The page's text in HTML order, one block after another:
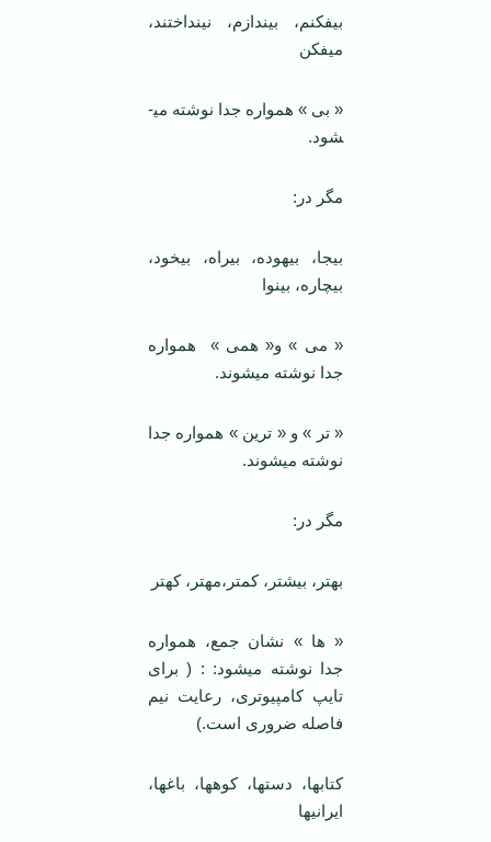
بیفکنم، بیندازم، نینداختند،
میفکن
« بی » همواره جدا نوشته می­
شود.
مگر در:
بیجا، بیهوده، بیراه، بیخود،
بیچاره، بینوا
« می » و« همی » همواره
جدا نوشته می­شوند.
« تر » و « ترین » همواره جدا
نوشته می­شوند.
مگر در:
بهتر، بیشتر، کمتر،مهتر، کهتر
« ها » نشان جمع، همواره
جدا نوشته می­شود: : ( برای
تایپ کامپیوتری، رعایت نیم
فاصله ضروری است.)
کتاب­ها، دست­ها، کوه­ها، باغ­ها،
ایرانی­ها